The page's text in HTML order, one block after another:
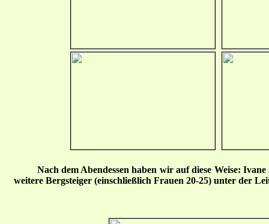
Nach dem Abendessen haben wir auf diese Weise:
weitere Bergsteiger (einschließlich Frauen 20-25) unter der